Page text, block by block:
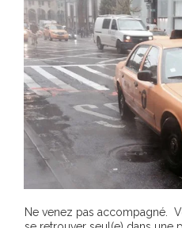
Ne venez pas accompagné.